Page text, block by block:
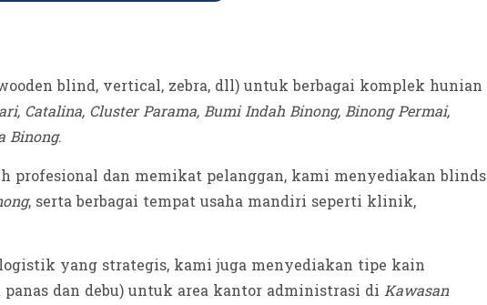
blind, vertical, zebra, dll) untuk berbagai komplek hunian
Catalina, Cluster Parama, Bumi Indah Binong, Binong Permai,
Binong.
dan memikat pelanggan, kami menyediakan blinds
, serta berbagai tempat usaha mandiri seperti klinik,
yang strategis, kami juga menyediakan tipe kain
dan debu) untuk area kantor administrasi di Kawasan